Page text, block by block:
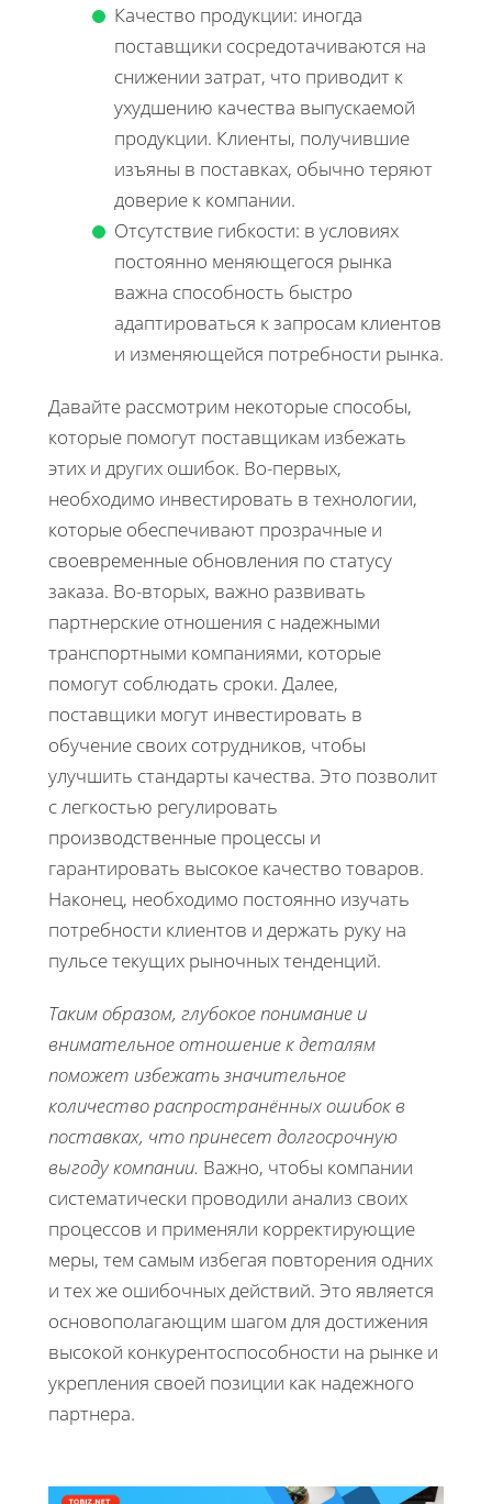
Качество продукции: иногда
поставщики сосредотачиваются на
снижении затрат, что приводит к
ухудшению качества выпускаемой
продукции. Клиенты, получившие
изъяны в поставках, обычно теряют
доверие к компании.
Отсутствие гибкости: в условиях
постоянно меняющегося рынка
важна способность быстро
адаптироваться к запросам клиентов
и изменяющейся потребности рынка.
Давайте рассмотрим некоторые способы,
которые помогут поставщикам избежать
этих и других ошибок. Во-первых,
необходимо инвестировать в технологии,
которые обеспечивают прозрачные и
своевременные обновления по статусу
заказа. Во-вторых, важно развивать
партнерские отношения с надежными
транспортными компаниями, которые
помогут соблюдать сроки. Далее,
поставщики могут инвестировать в
обучение своих сотрудников, чтобы
улучшить стандарты качества. Это позволит
с легкостью регулировать
производственные процессы и
гарантировать высокое качество товаров.
Наконец, необходимо постоянно изучать
потребности клиентов и держать руку на
пульсе текущих рыночных тенденций.
Таким образом, глубокое понимание и
внимательное отношение к деталям
поможет избежать значительное
количество распространённых ошибок в
поставках, что принесет долгосрочную
выгоду компании. Важно, чтобы компании
систематически проводили анализ своих
процессов и применяли корректирующие
меры, тем самым избегая повторения одних
и тех же ошибочных действий. Это является
основополагающим шагом для достижения
высокой конкурентоспособности на рынке и
укрепления своей позиции как надежного
партнера.